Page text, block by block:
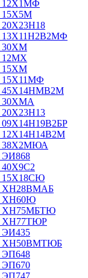
12Х1МФ
15Х5М
20Х23Н18
13Х11Н2В2МФ
30ХМ
12МХ
15ХМ
15Х11МФ
45Х14НМВ2М
30ХМА
20Х23Н13
09Х14Н19В2БР
12Х14Н14В2М
38Х2МЮА
ЭИ868
40Х9С2
15Х18СЮ
ХН28ВМАБ
ХН60Ю
ХН75МБТЮ
ХН77ТЮР
ЭИ435
ХН50ВМТЮБ
ЭП648
ЭП670
ЭП747